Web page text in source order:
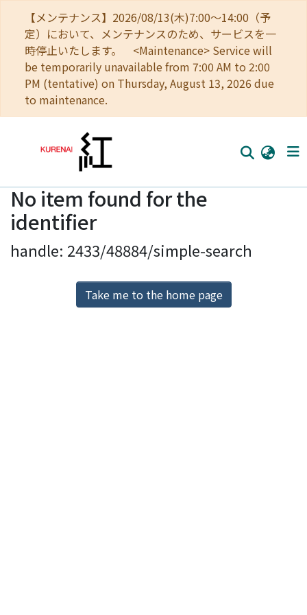
【メンテナンス】2026/08/13(木)7:00～14:00（予
定）において、メンテナンスのため、サービスを一
時停止いたします。 <Maintenance> Service will
be temporarily unavailable from 7:00 AM to 2:00
PM (tentative) on Thursday, August 13, 2026 due
to maintenance.
Home
Communities
Browse
Download Ranking
No item found for the
identifier
handle: 2433/48884/simple-search
Take me to the home page